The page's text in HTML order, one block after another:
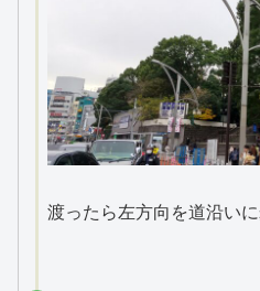
渡ったら左方向を道沿いに